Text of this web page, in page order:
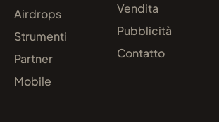
Airdrops
Strumenti
Partner
Mobile
Vendita
Pubblicità
Contatto